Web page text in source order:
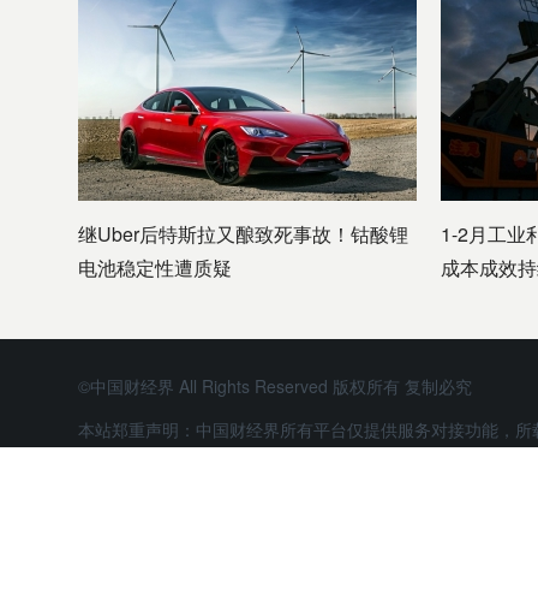
继Uber后特斯拉又酿致死事故！钴酸锂
电池稳定性遭质疑
1-2月工业
成本成效
©中国财经界 All Rights Reserved 版权所有 复制必究
本站郑重声明：中国财经界所有平台仅提供服务对接功能，